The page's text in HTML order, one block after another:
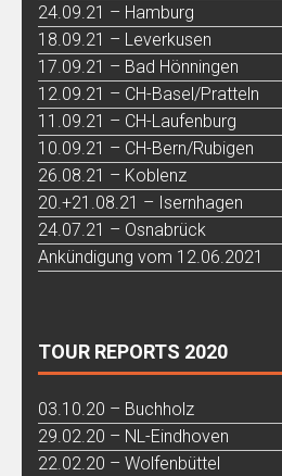
24.09.21 – Hamburg
18.09.21 – Leverkusen
17.09.21 – Bad Hönningen
12.09.21 – CH-Basel/Pratteln
11.09.21 – CH-Laufenburg
10.09.21 – CH-Bern/Rubigen
26.08.21 – Koblenz
20.+21.08.21 – Isernhagen
24.07.21 – Osnabrück
Ankündigung vom 12.06.2021
TOUR REPORTS 2020
03.10.20 – Buchholz
29.02.20 – NL-Eindhoven
22.02.20 – Wolfenbüttel